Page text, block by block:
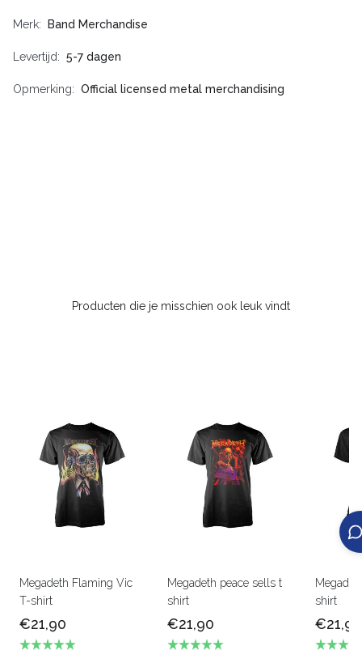
Merk Band Merchandise
Levertijd 5-7 dagen
Opmerking Official licensed metal merchandising
Producten die je misschien ook leuk vindt
Megadeth Flaming Vic
T-shirt
€21,90
Megadeth peace sells t
shirt
€21,90
shirt
€21,90